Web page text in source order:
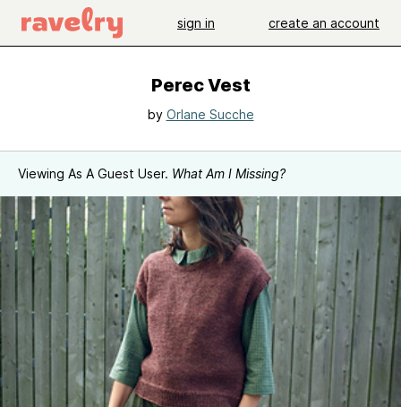
sign in create an account
Perec Vest
by Orlane Sucche
Viewing As A Guest User. What Am I Missing?